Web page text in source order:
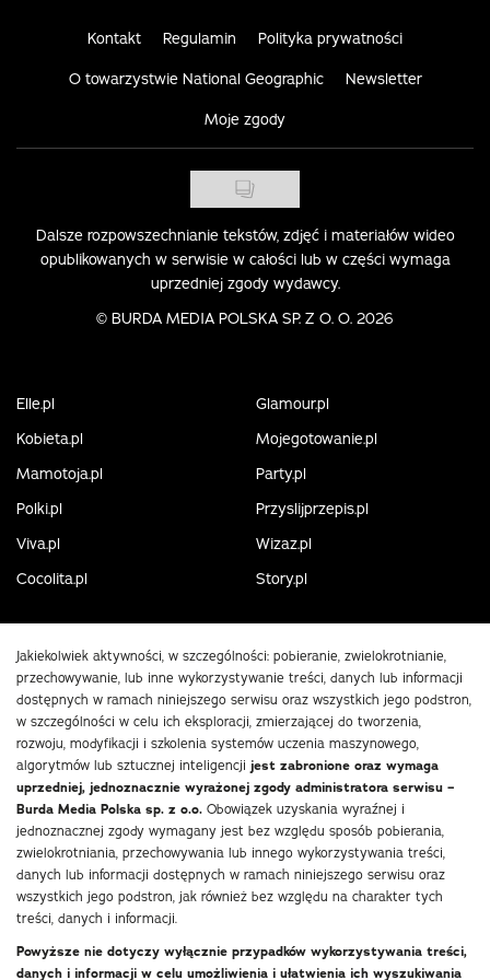
Kontakt Regulamin Polityka prywatności
O towarzystwie National Geographic Newsletter
Moje zgody
Dalsze rozpowszechnianie tekstów, zdjęć i materiałów wideo
opublikowanych w serwisie w całości lub w części wymaga
uprzedniej zgody wydawcy.
© BURDA MEDIA POLSKA SP. Z O. O. 2026
Elle.pl
Glamour.pl
Kobieta.pl
Mojegotowanie.pl
Mamotoja.pl
Party.pl
Polki.pl
Przyslijprzepis.pl
Viva.pl
Wizaz.pl
Cocolita.pl
Story.pl
Jakiekolwiek aktywności, w szczególności: pobieranie, zwielokrotnianie,
przechowywanie, lub inne wykorzystywanie treści, danych lub informacji
dostępnych w ramach niniejszego serwisu oraz wszystkich jego podstron,
w szczególności w celu ich eksploracji, zmierzającej do tworzenia,
rozwoju, modyfikacji i szkolenia systemów uczenia maszynowego,
algorytmów lub sztucznej inteligencji jest zabronione oraz wymaga
uprzedniej, jednoznacznie wyrażonej zgody administratora serwisu –
Burda Media Polska sp. z o.o. Obowiązek uzyskania wyraźnej i
jednoznacznej zgody wymagany jest bez względu sposób pobierania,
zwielokrotniania, przechowywania lub innego wykorzystywania treści,
danych lub informacji dostępnych w ramach niniejszego serwisu oraz
wszystkich jego podstron, jak również bez względu na charakter tych
treści, danych i informacji.
Powyższe nie dotyczy wyłącznie przypadków wykorzystywania treści,
danych i informacji w celu umożliwienia i ułatwienia ich wyszukiwania